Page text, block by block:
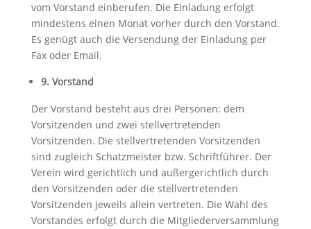
vom Vorstand einberufen. Die Einladung erfolgt
mindestens einen Monat vorher durch den Vorstand.
Es genügt auch die Versendung der Einladung per
Fax oder Email.
9. Vorstand
Der Vorstand besteht aus drei Personen: dem
Vorsitzenden und zwei stellvertretenden
Vorsitzenden. Die stellvertretenden Vorsitzenden
sind zugleich Schatzmeister bzw. Schriftführer. Der
Verein wird gerichtlich und außergerichtlich durch
den Vorsitzenden oder die stellvertretenden
Vorsitzenden jeweils allein vertreten. Die Wahl des
Vorstandes erfolgt durch die Mitgliederversammlung